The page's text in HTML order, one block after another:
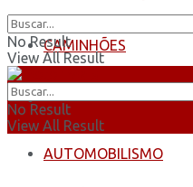
CAMINHÕES
ÔNIBUS
AUTOMOBILISMO
No Result
View All Result
No Result
View All Result